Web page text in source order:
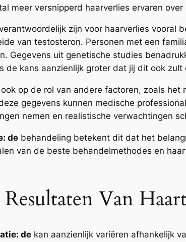
meer versnipperd haarverlies ervaren
zijn voor haarverlies vooral
van testosteron. Personen met een
Gegevens uit genetische studies
de kans aanzienlijk groter dat jij dit ook zult
op de rol van andere factoren, zoals
gegevens kunnen medische
nemen en realistische verwachtingen
de behandeling betekent dit dat het
van de beste behandelmethodes en
Van
de kan aanzienlijk variëren afhankelijk